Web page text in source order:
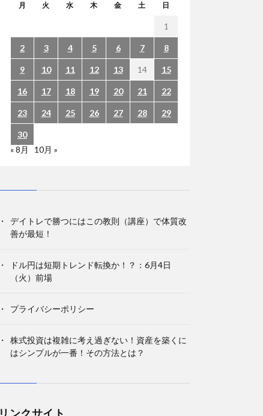
月 火 水 木 金 土 日
1
2 3 4 5 6 7 8
9 10 11 12 13 14 15
16 17 18 19 20 21 22
23 24 25 26 27 28 29
30
« 8月
10月 »
デイトレで勝つにはこの教則（講座）で体質改
善が最短！
ドル円は短期トレンド転換か！？：6月4日
（火）前場
プライバシーポリシー
株式投資は複雑に考え過ぎない！資産を築くに
はシンプルが一番！その方法とは？
リンクサイト